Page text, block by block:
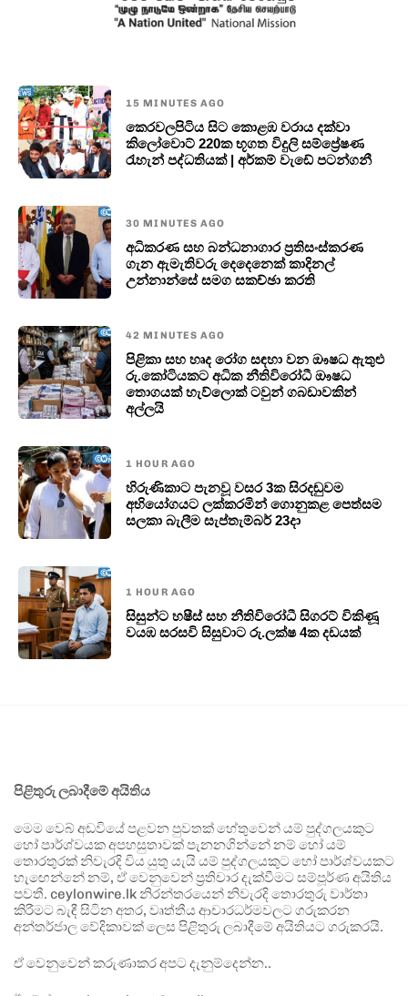
15 MINUTES AGO
කෙරවලපිටිය සිට කොළඹ වරාය දක්වා
කිලෝවොට් 220ක භූගත විදුලි සම්ප්‍රේෂණ
රැහැන් පද්ධතියක් | අර්කම් වැඩේ පටන්ගනී
30 MINUTES AGO
අධිකරණ සහ බන්ධනාගාර ප්‍රතිසංස්කරණ
ගැන ඇමැතිවරු දෙදෙනෙක් කාදිනල්
උන්නාන්සේ සමග සකච්ඡා කරති
42 MINUTES AGO
පිළිකා සහ හෘද රෝග සඳහා වන ඖෂධ ඇතුළු
රු.කෝටියකට අධික නීතිවිරෝධී ඖෂධ
තොගයක් හැව්ලොක් ටවුන් ගබඩාවකින්
අල්ලයි
1 HOUR AGO
හිරුණිකාට පැනවූ වසර 3ක සිරදඬුවම
අභියෝගයට ලක්කරමින් ගොනුකළ පෙත්සම
සලකා බැලීම සැප්තැම්බර් 23දා
1 HOUR AGO
සිසුන්ට හෂීස් සහ නීතිවිරෝධී සිගරට් විකිණූ
වයඹ සරසවි සිසුවාට රු.ලක්ෂ 4ක දඩයක්
පිළිතුරු ලබාදීමේ අයිතිය
මෙම වෙබ් අඩවියේ පළවන පුවතක් හේතුවෙන් යම් පුද්ගලයකුට
හෝ පාර්ශ්වයක අපහසුතාවක් පැනනගින්නේ නම් හෝ යම්
තොරතුරක් නිවැරදි විය යුතු යැයි යම් පුද්ගලයකුට හෝ පාර්ශ්වයකට
හැඟෙන්නේ නම්, ඒ වෙනුවෙන් ප්‍රතිචාර දැක්වීමට සම්පූර්ණ අයිතිය
පවතී. ceylonwire.lk නිරන්තරයෙන් නිවැරදි තොරතුරු වාර්තා
කිරීමට බැඳී සිටින අතර, වෘත්තීය ආචාරධර්මවලට ගරුකරන
අන්තර්ජාල වේදිකාවක් ලෙස පිළිතුරු ලබාදීමේ අයිතියට ගරුකරයි.
ඒ වෙනුවෙන් කරුණාකර අපට දැනුම්දෙන්න..